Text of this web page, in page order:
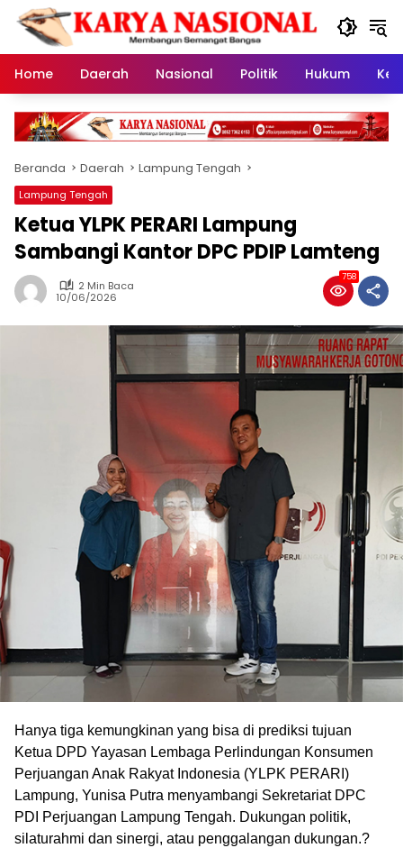
Langsung
konten
Home
Daerah Nasional Politik Hukum
Beranda Daerah Lampung Tengah
Lampung Tengah
Ketua YLPK PERARI Lampung
Sambangi Kantor DPC PDIP Lamteng
2 Min Baca
10/06/2026
758
Hanya tiga kemungkinan yang bisa di prediksi tujuan
Ketua DPD Yayasan Lembaga Perlindungan Konsumen
Perjuangan Anak Rakyat Indonesia (YLPK PERARI)
Lampung, Yunisa Putra menyambangi Sekretariat DPC
PDI Perjuangan Lampung Tengah. Dukungan politik,
silaturahmi dan sinergi, atau penggalangan dukungan.?